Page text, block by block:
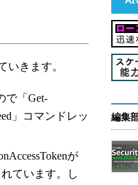
きます。
で「Get-
」コマンドレッ
が
れています。し
編集